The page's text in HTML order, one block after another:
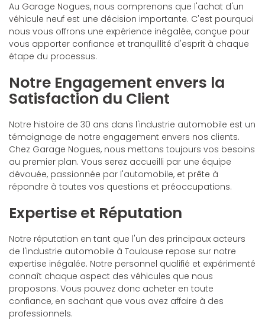
Au Garage Nogues, nous comprenons que l'achat d'un
véhicule neuf est une décision importante. C'est pourquoi
nous vous offrons une expérience inégalée, conçue pour
vous apporter confiance et tranquillité d'esprit à chaque
étape du processus.
Notre Engagement envers la
Satisfaction du Client
Notre histoire de 30 ans dans l'industrie automobile est un
témoignage de notre engagement envers nos clients.
Chez Garage Nogues, nous mettons toujours vos besoins
au premier plan. Vous serez accueilli par une équipe
dévouée, passionnée par l'automobile, et prête à
répondre à toutes vos questions et préoccupations.
Expertise et Réputation
Notre réputation en tant que l'un des principaux acteurs
de l'industrie automobile à Toulouse repose sur notre
expertise inégalée. Notre personnel qualifié et expérimenté
connaît chaque aspect des véhicules que nous
proposons. Vous pouvez donc acheter en toute
confiance, en sachant que vous avez affaire à des
professionnels.